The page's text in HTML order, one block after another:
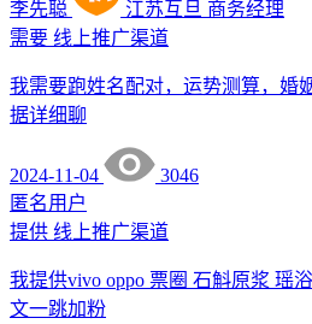
李先聪 江苏互旦 商务经理
需要 线上推广渠道
我需要跑姓名配对，运势测算，婚
据详细聊
2024-11-04
3046
匿名用户
提供 线上推广渠道
我提供vivo oppo 票圈 石斛原浆 瑶
文一跳加粉